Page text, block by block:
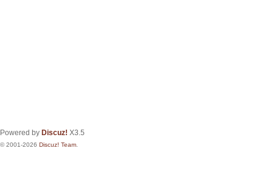
Powered by Discuz! X3.5
© 2001-2026 Discuz! Team